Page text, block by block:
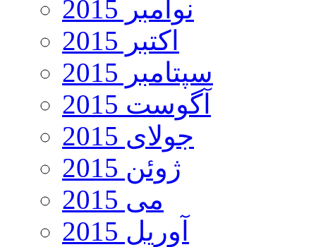
نوامبر 2015
اکتبر 2015
سپتامبر 2015
آگوست 2015
جولای 2015
ژوئن 2015
می 2015
آوریل 2015